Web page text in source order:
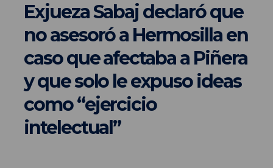
Exjueza Sabaj declaró que
no asesoró a Hermosilla en
caso que afectaba a Piñera
y que solo le expuso ideas
como “ejercicio
intelectual”